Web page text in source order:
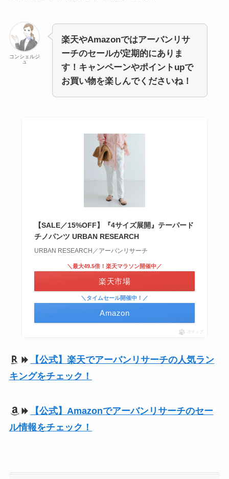
コンシェルジ
ュ
楽天やAmazonではアーバンリサ
ーチのセールが定期的にありま
す！キャンペーンやポイントupで
お買い物を楽しんでくださいね！
【SALE／15%OFF】『4サイズ展開』テーパード
チノパンツ URBAN RESEARCH
URBAN RESEARCH／アーバンリサーチ
＼タイムセール開催中！／
Amazon
＼最大49.5倍！楽天マラソン開催中／
楽天市場
ポチップ
【公式】楽天でアーバンリサーチの人気ラン
キングをチェック！
【公式】Amazonでアーバンリサーチのセー
ル情報をチェック！